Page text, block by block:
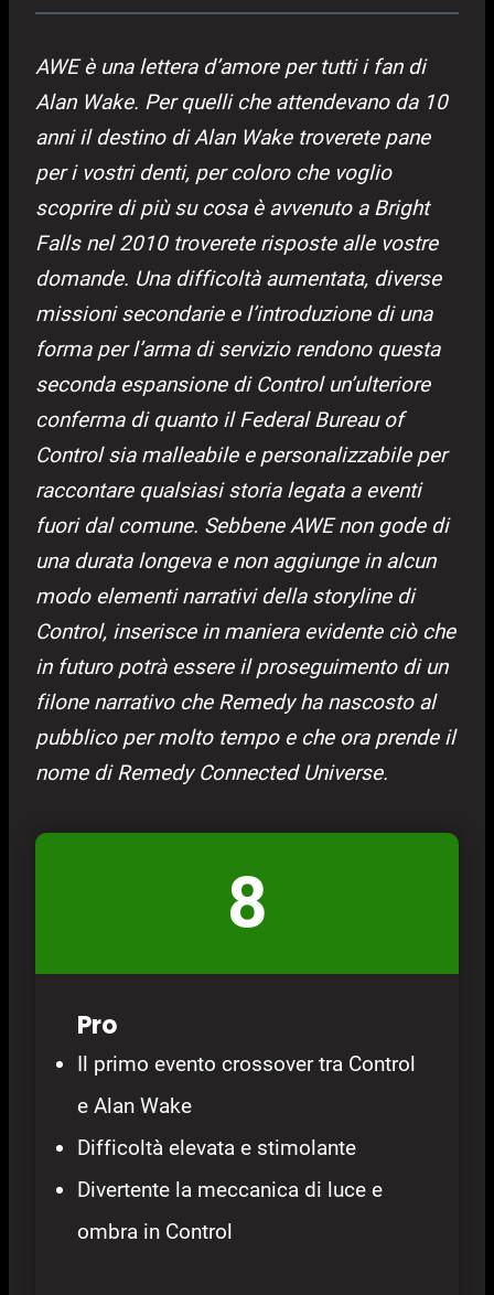
AWE è una lettera d’amore per tutti i fan di
Alan Wake. Per quelli che attendevano da 10
anni il destino di Alan Wake troverete pane
per i vostri denti, per coloro che voglio
scoprire di più su cosa è avvenuto a Bright
Falls nel 2010 troverete risposte alle vostre
domande. Una difficoltà aumentata, diverse
missioni secondarie e l’introduzione di una
forma per l’arma di servizio rendono questa
seconda espansione di Control un’ulteriore
conferma di quanto il Federal Bureau of
Control sia malleabile e personalizzabile per
raccontare qualsiasi storia legata a eventi
fuori dal comune. Sebbene AWE non gode di
una durata longeva e non aggiunge in alcun
modo elementi narrativi della storyline di
Control, inserisce in maniera evidente ciò che
in futuro potrà essere il proseguimento di un
filone narrativo che Remedy ha nascosto al
pubblico per molto tempo e che ora prende il
nome di Remedy Connected Universe.
8
Pro
Il primo evento crossover tra Control
e Alan Wake
Difficoltà elevata e stimolante
Divertente la meccanica di luce e
ombra in Control